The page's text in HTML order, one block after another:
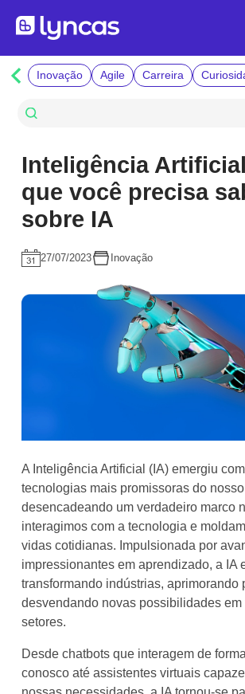
Inovação Agile Carreira
Inteligência
que você precisa
sobre IA
27/07/2023 Inovação
A Inteligência Artificial (IA) emergiu
tecnologias mais promissoras do
desencadeando um verdadeiro marco
interagimos com a tecnologia e
vidas cotidianas. Impulsionada por
impressionantes em aprendizado, a IA
transformando indústrias, aprimorando
desvendando novas possibilidades em
setores.
Desde chatbots que interagem de
conosco até assistentes virtuais